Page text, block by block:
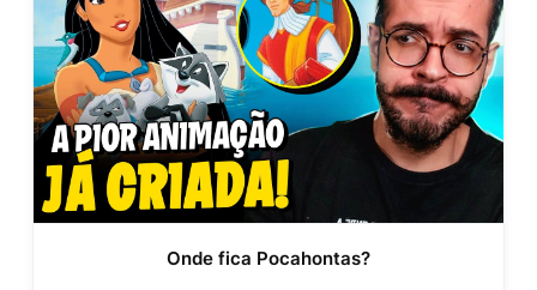
Onde fica Pocahontas?